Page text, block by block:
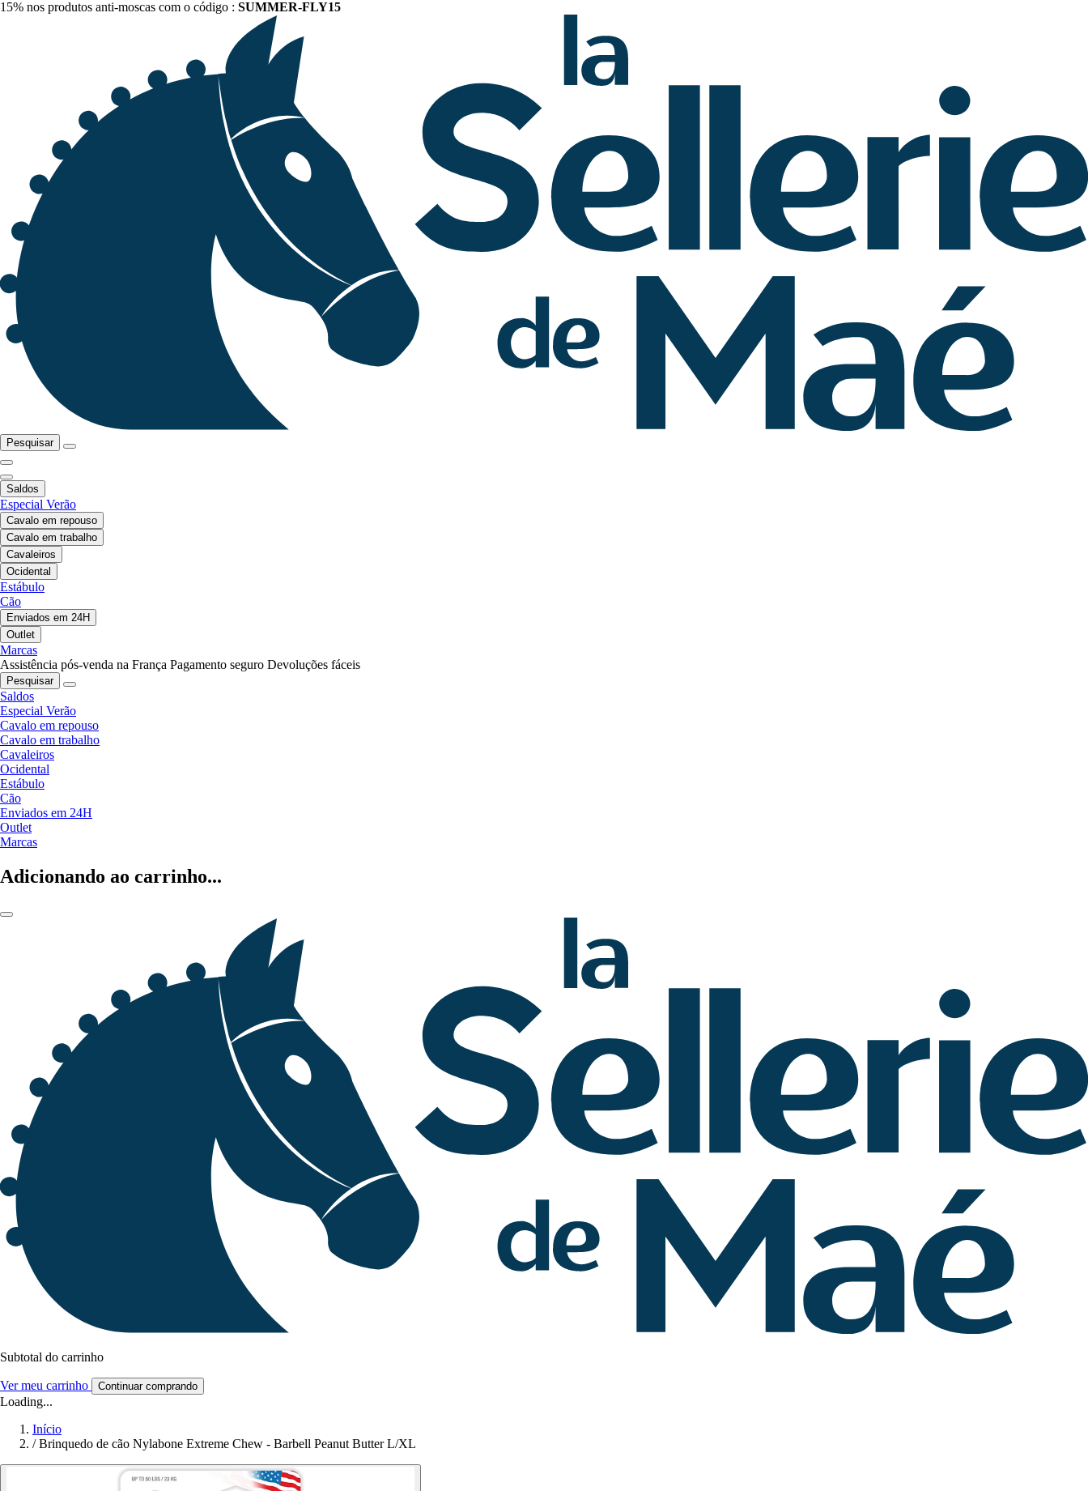
15% nos produtos anti-moscas com o código : SUMMER-FLY15
Pesquisar
Saldos
Especial Verão
Cavalo em repouso
Cavalo em trabalho
Cavaleiros
Ocidental
Estábulo
Cão
Enviados em 24H
Outlet
Marcas
Assistência pós-venda na França Pagamento seguro Devoluções fáceis
Pesquisar
Saldos
Especial Verão
Cavalo em repouso
Cavalo em trabalho
Cavaleiros
Ocidental
Estábulo
Cão
Enviados em 24H
Outlet
Marcas
Adicionando ao carrinho...
Subtotal do carrinho
Ver meu carrinho Continuar comprando
Loading...
Início
/ Brinquedo de cão Nylabone Extreme Chew - Barbell Peanut Butter L/XL